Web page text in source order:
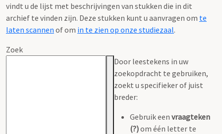
vindt u de lijst met beschrijvingen van stukken die in dit
archief te vinden zijn. Deze stukken kunt u aanvragen om te
laten scannen of om in te zien op onze studiezaal.
Zoek
Door leestekens in uw
zoekopdracht te gebruiken,
zoekt u specifieker of juist
breder:
Gebruik een vraagteken
(?)om één letter te